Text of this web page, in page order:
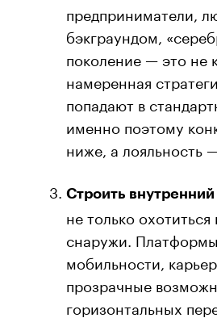
предприниматели,
бэкграундом,
поколение — это не
намеренная
попадают в
именно поэтому
ниже, а лояльность
Строить
не только охотиться
снаружи.
мобильности,
прозрачные
горизонтальных